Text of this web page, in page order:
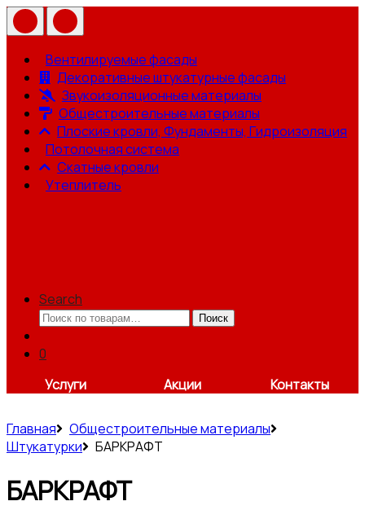
Вентилируемые фасады
Декоративные штукатурные фасады
Звукоизоляционные материалы
Общестроительные материалы
Плоские кровли, Фундаменты, Гидроизоляция
Потолочная система
Скатные кровли
Утеплитель
Search
Искать:
Поиск
0
Услуги
Акции Контакты
Главная
Общестроительные материалы
Штукатурки
БАРКРАФТ
БАРКРАФТ